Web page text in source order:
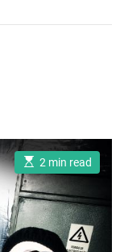
E
s
t
i
m
a
t
e
2 min read